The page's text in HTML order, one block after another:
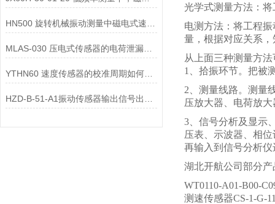
MLAS-030 压电式传感器的电荷泄漏机制是什么？
YTHN60 速度传感器的校准周期如何确定？
光学式测量方法：
电测方法：将工程
量，根据对应关系
从上面三种测量方
1、拾振环节。把被
2、测量线路。测量
压放大器、电荷放
3、信号分析及显示
压表、示波器、相
再输入到信号分析
湖北开航公司部分产
WT0110-A01-B00-
测速传感器CS-1-G-